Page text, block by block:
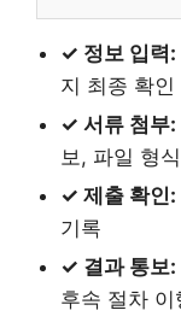
✓ 정보 입력:
지 최종 확인
✓ 서류 첨부:
보, 파일 형
✓ 제출 확인:
기록
✓ 결과 통보:
후속 절차 이